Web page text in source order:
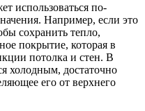
использоваться по-
Например, если это
сохранить тепло,
покрытие, которая в
потолка и стен. В
холодным, достаточно
его от верхнего